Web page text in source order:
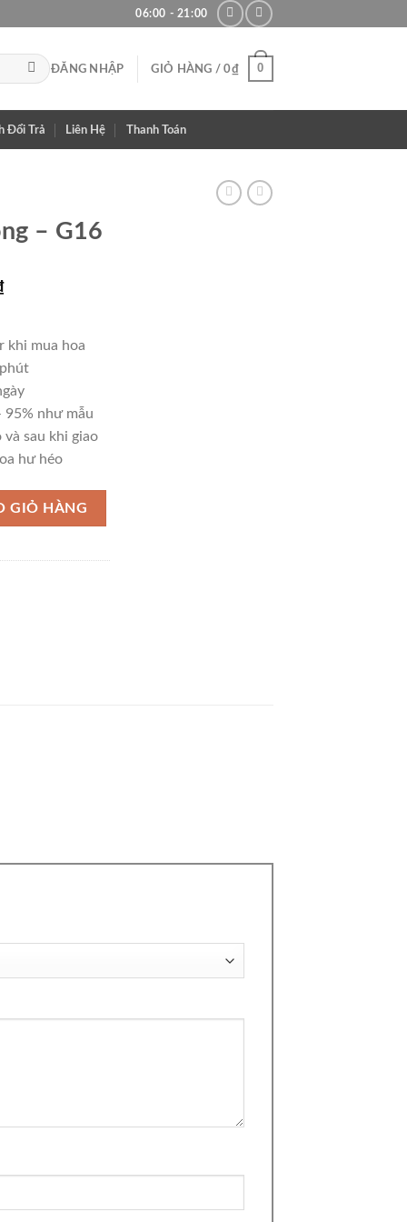
06:00 - 21:00
ĐĂNG NHẬP GIỎ HÀNG /0₫ 0
Đổi Trả Liên Hệ Thanh Toán
– G16
Giá
là:
700,000₫.
khi mua hoa
95% như mẫu
sau khi giao
hư héo
GIỎ HÀNG